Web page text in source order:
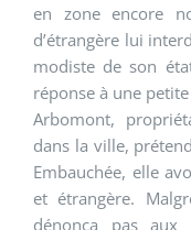
en zone encore
d’étrangère lui
modiste de son
réponse à une
Arbomont,
dans la ville,
Embauchée, elle
et étrangère.
dénonça pas aux